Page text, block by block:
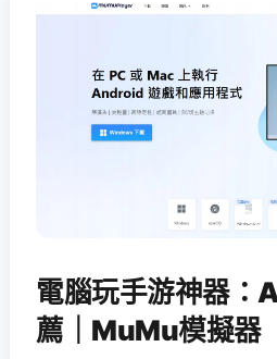
電腦玩手游神器
薦｜MuMu模擬器